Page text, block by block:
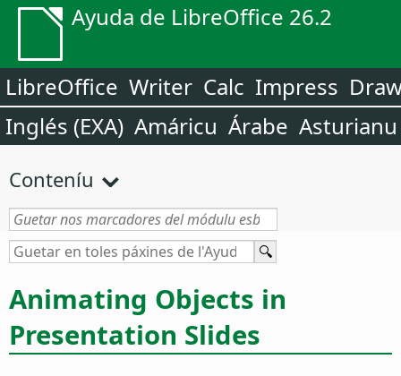
Ayuda de LibreOffice 26.2
LibreOffice Writer Calc Impress
Inglés (EXA) Amáricu Árabe Asturianu
Conteníu
Animating Objects in
Presentation Slides